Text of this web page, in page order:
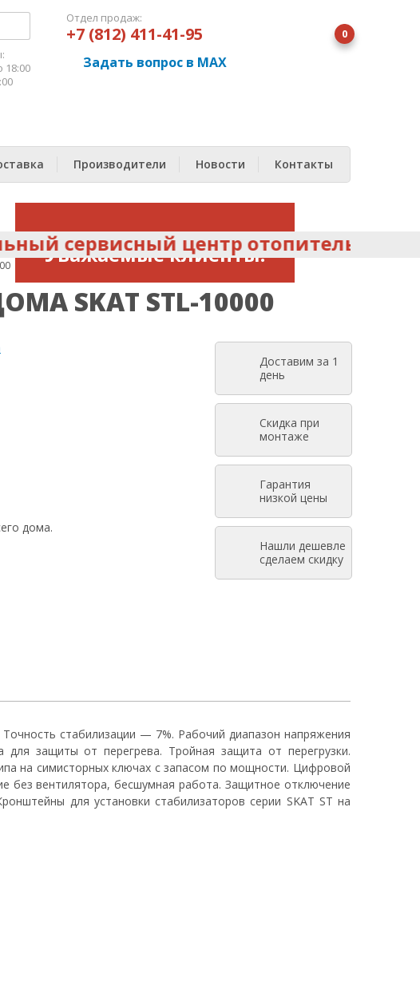
0
Отдел продаж:
+7 (812) 411-41-95
Задать вопрос в MAX
18:00
Производители Новости Контакты
Уважаемые клиенты!
Стоимость и наличие
наших менеджеров
центр отопительного
SKAT STL-10000
дома.
Доставим за 1
день
Скидка при
монтаже
Гарантия
низкой цены
Нашли дешевле
сделаем скидку
стабилизации — 7%. Рабочий диапазон напряжения
защиты от перегрева. Тройная защита от перегрузки.
на симисторных ключах с запасом по мощности. Цифровой
без вентилятора, бесшумная работа. Защитное отключение
для установки стабилизаторов серии SKAT ST на